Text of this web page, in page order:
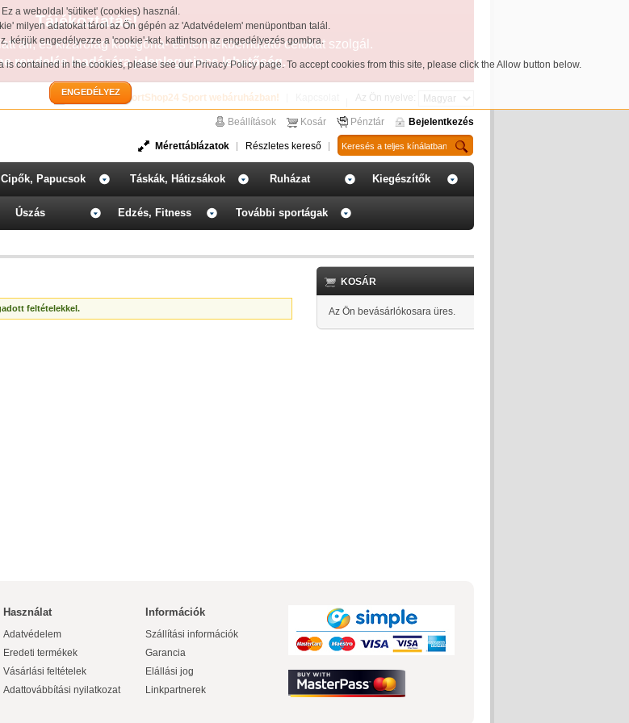
Ez a weboldal 'sütiket' (cookies) használ.
milyen adatokat tárol az Ön gépén az 'Adatvédelem' menüpontban talál.
kérjük engedélyezze a 'cookie'-kat, kattintson az engedélyezés gombra.
is contained in the cookies, please see ourPrivacy Policy page. To accept cookies from this site, please click the Allow button below.
ENGEDÉLYEZ
Tájékoztatás!
áll, és kizárólag kategória- és termékbemutató célokat szolgál.
rendelés leadására jelenleg nincs lehetőség.
Üdvözöljük a SportShop24 Sport webáruházban! Az Ön nyelve:
Beállítások Kosár Pénztár Bejelentkezés
Mérettáblázatok Részletes kereső
Cipők, Papucsok Táskák, Hátizsákok Ruházat Kiegészítők
Úszás Edzés, Fitness További sportágak
feltételekkel.
KOSÁR
Az Ön bevásárlókosara üres.
Használat
Adatvédelem
Eredeti termékek
Vásárlási feltételek
Adattovábbítási nyilatkozat
Információk
Szállítási információk
Garancia
Elállási jog
Linkpartnerek